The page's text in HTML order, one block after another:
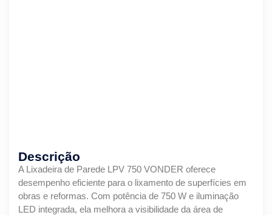
Descrição
A Lixadeira de Parede LPV 750 VONDER oferece
desempenho eficiente para o lixamento de superfícies em
obras e reformas. Com potência de 750 W e iluminação
LED integrada, ela melhora a visibilidade da área de